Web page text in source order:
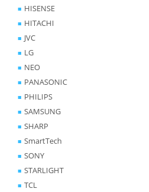
HISENSE
HITACHI
JVC
LG
NEO
PANASONIC
PHILIPS
SAMSUNG
SHARP
SmartTech
SONY
STARLIGHT
TCL